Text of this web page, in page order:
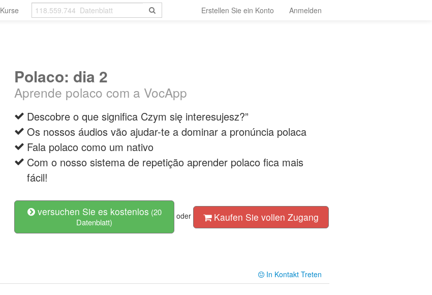
Kurse Erstellen Sie ein Konto Anmelden
Polaco: dia 2
Aprende polaco com a VocApp
Descobre o que significa Czym się interesujesz?”
Os nossos áudios vão ajudar-te a dominar a pronúncia polaca
Fala polaco como um nativo
Com o nosso sistema de repetição aprender polaco fica mais
fácil!
versuchen Sie es kostenlos (20
Datenblatt)
oder Kaufen Sie vollen Zugang
In Kontakt Treten